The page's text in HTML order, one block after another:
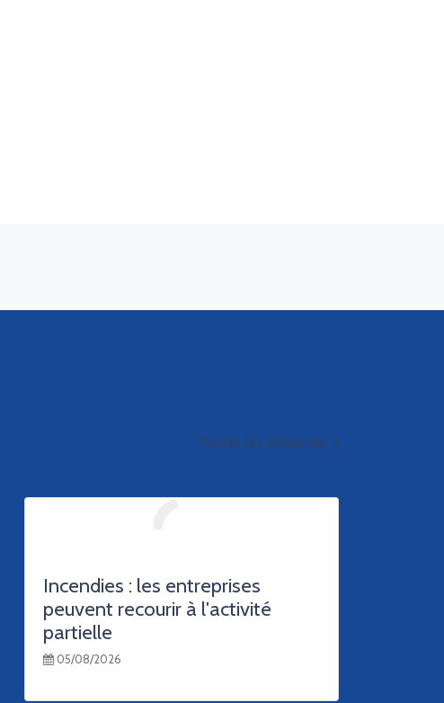
Toutes les actualités
Incendies : les entreprises
peuvent recourir à l'activité
partielle
05/08/2026